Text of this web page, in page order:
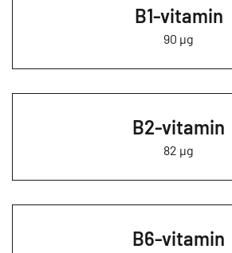
B1-vitamin
90 µg
B2-vitamin
82 µg
B6-vitamin